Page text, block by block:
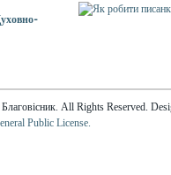
All Rights Reserved.
Public License.